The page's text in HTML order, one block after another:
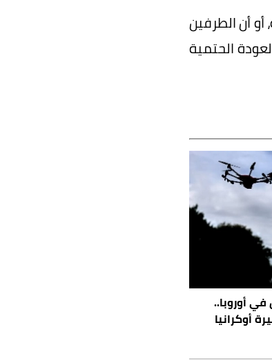
أو أن الطرفين
الحتمية
أوروبا..
أوكرانيا